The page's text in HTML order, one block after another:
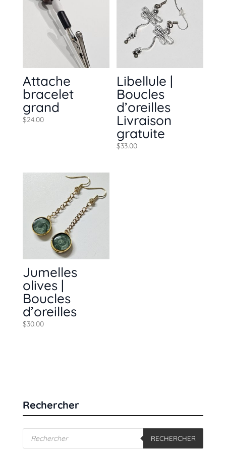
Attache
bracelet
grand
$24.00
Libellule |
Boucles
d’oreilles
Livraison
gratuite
$33.00
Jumelles
olives |
Boucles
d’oreilles
$30.00
Rechercher
Recherche
de RECHERCHER